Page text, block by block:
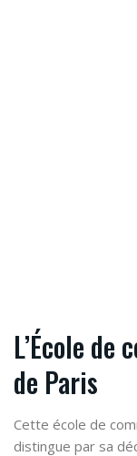
L’École de
de Paris
Cette école de
distingue par sa